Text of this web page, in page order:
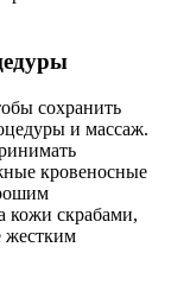
сохранить
и массаж.
кровеносные
кожи скрабами,
жестким